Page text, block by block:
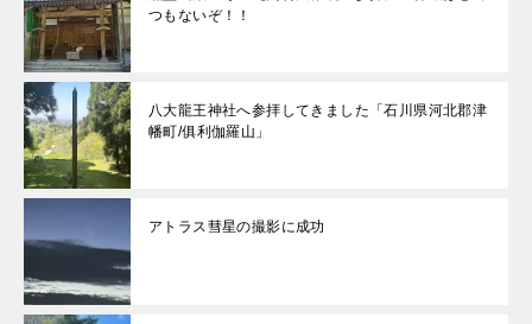
つもないぞ！！
八大龍王神社へ参拝してきました「石川県河北郡津
幡町/俱利伽羅山」
アトラス彗星の撮影に成功